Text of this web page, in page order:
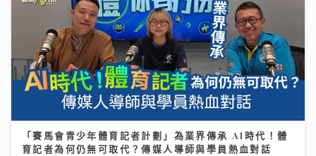
「賽馬會青少年體育記者計劃」為業界傳承 AI時代！體
育記者為何仍無可取代？傳媒人導師與學員熱血對話